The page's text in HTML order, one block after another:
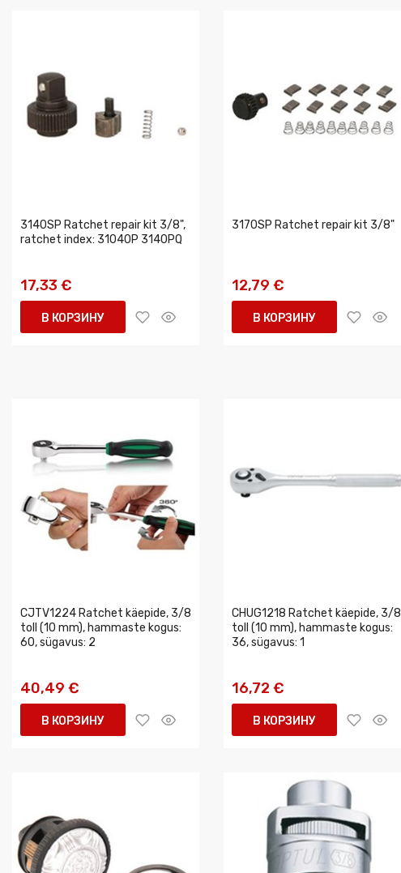
3140SP Ratchet repair kit 3/8",
ratchet index: 31040P 3140PQ
17,33 €
В КОРЗИНУ
3170SP Ratchet repair kit 3/8"
12,79 €
В КОРЗИНУ
CJTV1224 Ratchet käepide, 3/8
toll (10 mm), hammaste kogus:
60, sügavus: 2
40,49 €
В КОРЗИНУ
CHUG1218 Ratchet käepide, 3/8
toll (10 mm), hammaste kogus:
36, sügavus: 1
16,72 €
В КОРЗИНУ